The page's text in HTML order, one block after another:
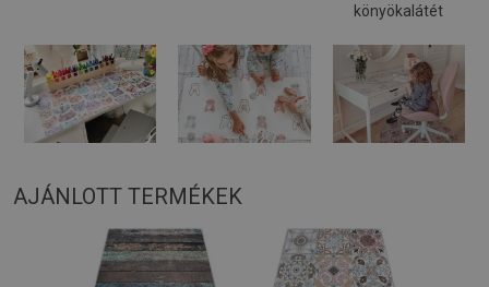
könyökalátét
AJÁNLOTT TERMÉKEK